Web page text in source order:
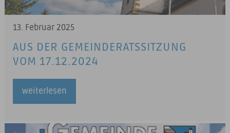
13. Februar 2025
AUS DER GEMEINDERATSSITZUNG
VOM 17.12.2024
weiterlesen